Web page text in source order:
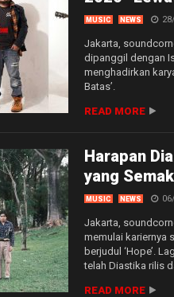
MUSIC NEWS
Jakarta,
dipanggil dengan
menghadirkan
Batas’.
READ MORE
Harapan
yang
MUSIC NEWS
Jakarta,
memulai kariernya
berjudul ‘Hope’.
telah Diastika rilis
READ MORE